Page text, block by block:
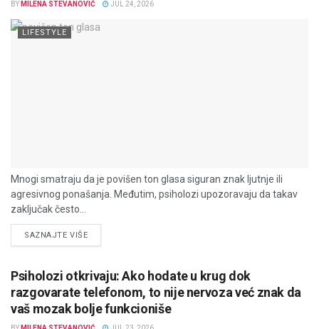
BY MILENA STEVANOVIĆ JUL 24, 2026
LIFESTYLE
Mnogi smatraju da je povišen ton glasa siguran znak ljutnje ili
agresivnog ponašanja. Međutim, psiholozi upozoravaju da takav
zaključak često...
SAZNAJTE VIŠEDETAILS
Psiholozi otkrivaju: Ako hodate u krug dok
razgovarate telefonom, to nije nervoza već znak da
vaš mozak bolje funkcioniše